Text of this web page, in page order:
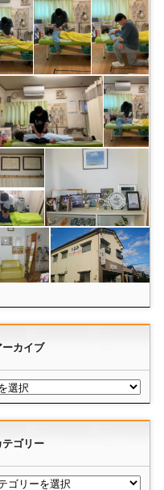
ーカイブ
テゴリー